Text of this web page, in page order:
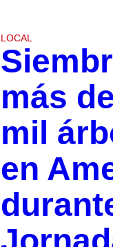
LOCAL
más
mil
en